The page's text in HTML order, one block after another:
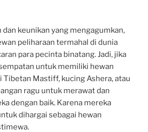
dan keunikan yang mengagumkan,
peliharaan termahal di dunia
para pecinta binatang. Jadi, jika
untuk memiliki hewan
Tibetan Mastiff, kucing Ashera, atau
ragu untuk merawat dan
dengan baik. Karena mereka
dihargai sebagai hewan